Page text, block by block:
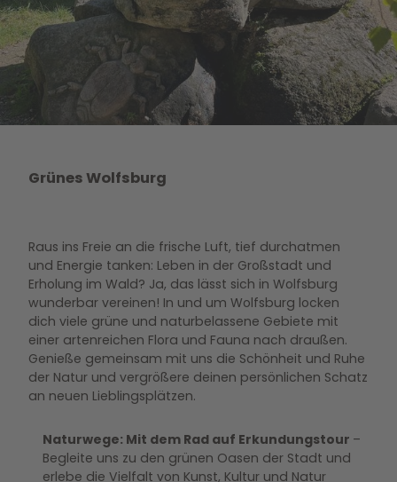
Grünes Wolfsburg
Raus ins Freie an die frische Luft, tief durchatmen
und Energie tanken: Leben in der Großstadt und
Erholung im Wald? Ja, das lässt sich in Wolfsburg
wunderbar vereinen! In und um Wolfsburg locken
dich viele grüne und naturbelassene Gebiete mit
einer artenreichen Flora und Fauna nach draußen.
Genieße gemeinsam mit uns die Schönheit und Ruhe
der Natur und vergrößere deinen persönlichen Schatz
an neuen Lieblingsplätzen.
Naturwege: Mit dem Rad auf Erkundungstour –
Begleite uns zu den grünen Oasen der Stadt und
erlebe die Vielfalt von Kunst, Kultur und Natur